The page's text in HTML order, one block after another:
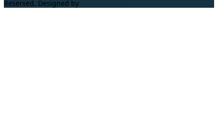
Reserved. Designed by